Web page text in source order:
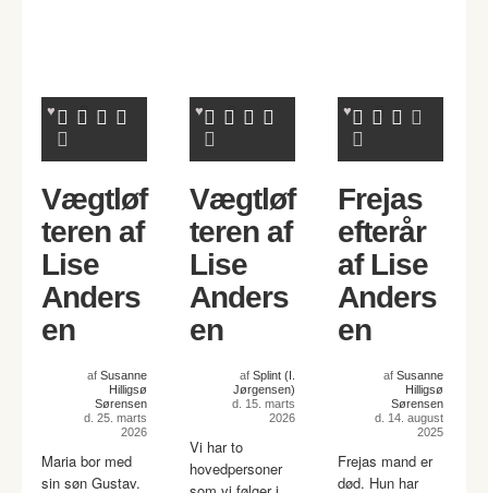
Vægtløf
teren af
Lise
Anders
en
af Susanne
Hilligsø
Sørensen
d. 25. marts
2026
Maria bor med
sin søn Gustav.
Vægtløf
teren af
Lise
Anders
en
af Splint (I.
Jørgensen)
d. 15. marts
2026
Vi har to
hovedpersoner
Frejas
efterår
af Lise
Anders
en
af Susanne
Hilligsø
Sørensen
d. 14. august
2025
Frejas mand er
død. Hun har